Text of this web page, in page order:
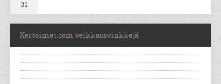
31
Kertoimet.com veikkausvinkkejä